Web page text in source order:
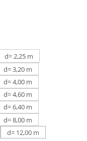
d= 2,25 m
d= 3,20 m
d= 4,00 m
d= 4,60 m
d= 6,40 m
d= 8,00 m
d= 12,00 m(Diese Option ist